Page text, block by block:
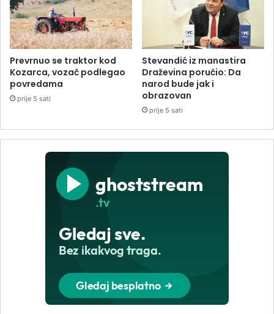
Prevrnuo se traktor kod
Kozarca, vozač podlegao
povredama
prije 5 sati
Stevandić iz manastira
Draževina poručio: Da
narod bude jak i
obrazovan
prije 5 sati